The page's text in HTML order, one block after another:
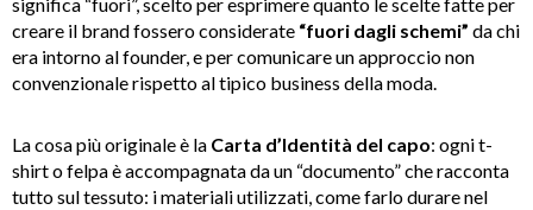
significa “fuori”, scelto per esprimere quanto le scelte fatte per
creare il brand fossero considerate “fuori dagli schemi” da chi
era intorno al founder, e per comunicare un approccio non
convenzionale rispetto al tipico business della moda.
La cosa più originale è la Carta d’Identità del capo: ogni t-
shirt o felpa è accompagnata da un “documento” che racconta
tutto sul tessuto: i materiali utilizzati, come farlo durare nel